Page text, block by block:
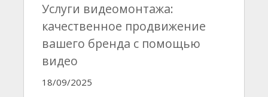
Услуги видеомонтажа:
качественное продвижение
вашего бренда с помощью
видео
18/09/2025